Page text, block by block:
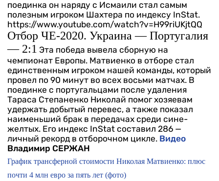
поединка он наряду с Исмаили стал самым
полезным игроком Шахтера по индексу InStat.
https://www.youtube.com/watch?v=H99riUKjtQQ
Отбор ЧЕ-2020. Украина — Португалия
— 2:1 Эта победа вывела сборную на
чемпионат Европы. Матвиенко в отборе стал
единственным игроком нашей команды, который
провел по 90 минут во всех восьми матчах. В
поединке с португальцами после удаления
Тараса Степаненко Николай помог хозяевам
удержать добытый перевес, а также показал
наименьший брак в передачах среди сине-
желтых. Его индекс InStat составил 286 —
личный рекорд в отборочном цикле. Видео
Владимир СЕРЖАН
График трансферной стоимости Николая Матвиенко: плюс
почти 4 млн евро за пять лет (фото)